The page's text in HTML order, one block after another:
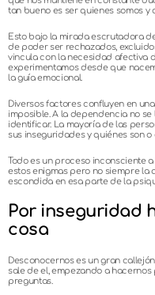
tan bueno es ser quienes somos
Esto bajo la mirada escrutadora
de poder ser rechazados,
vincula con la necesidad afectiva
experimentamos desde que
la guía emocional.
Diversos factores confluyen en
imposible. A la dependencia no
identificar. La mayoría de las
sus inseguridades y quiénes son o
Todo es un proceso inconsciente
estos enigmas pero no siempre la
escondida en esa parte de la
Por inseguridad
cosa
Desconocernos es un gran
sale de el, empezando a
preguntas.